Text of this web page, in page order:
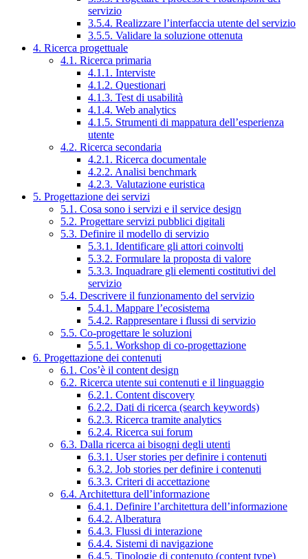
servizio
3.5.4. Realizzare l’interfaccia utente del servizio
3.5.5. Validare la soluzione ottenuta
4. Ricerca progettuale
4.1. Ricerca primaria
4.1.1. Interviste
4.1.2. Questionari
4.1.3. Test di usabilità
4.1.4. Web analytics
4.1.5. Strumenti di mappatura dell’esperienza
utente
4.2. Ricerca secondaria
4.2.1. Ricerca documentale
4.2.2. Analisi benchmark
4.2.3. Valutazione euristica
5. Progettazione dei servizi
5.1. Cosa sono i servizi e il service design
5.2. Progettare servizi pubblici digitali
5.3. Definire il modello di servizio
5.3.1. Identificare gli attori coinvolti
5.3.2. Formulare la proposta di valore
5.3.3. Inquadrare gli elementi costitutivi del
servizio
5.4. Descrivere il funzionamento del servizio
5.4.1. Mappare l’ecosistema
5.4.2. Rappresentare i flussi di servizio
5.5. Co-progettare le soluzioni
5.5.1. Workshop di co-progettazione
6. Progettazione dei contenuti
6.1. Cos’è il content design
6.2. Ricerca utente sui contenuti e il linguaggio
6.2.1. Content discovery
6.2.2. Dati di ricerca (search keywords)
6.2.3. Ricerca tramite analytics
6.2.4. Ricerca sui forum
6.3. Dalla ricerca ai bisogni degli utenti
6.3.1. User stories per definire i contenuti
6.3.2. Job stories per definire i contenuti
6.3.3. Criteri di accettazione
6.4. Architettura dell’informazione
6.4.1. Definire l’architettura dell’informazione
6.4.2. Alberatura
6.4.3. Flussi di interazione
6.4.4. Sistemi di navigazione
6.4.5. Tipologie di contenuto (content type)